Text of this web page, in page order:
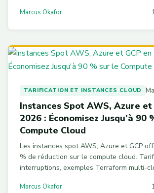
européen.
Marcus Okafor
TARIFICATION ET INSTANCES CLOUD
Instances Spot AWS, Azure et
2026 : Économisez Jusqu'à 90
Compute Cloud
Les instances spot AWS, Azure et GCP
% de réduction sur le compute cloud.
interruptions, exemples Terraform multi-
Marcus Okafor